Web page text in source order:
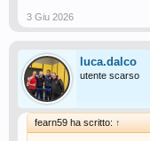
3 Giu 2026
luca.dalco
utente scarso
fearn59 ha scritto: ↑